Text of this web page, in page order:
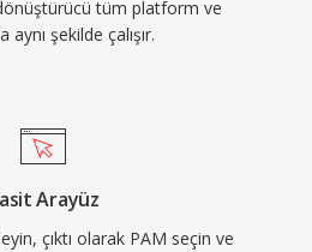
tüm platform ve
aynı şekilde çalışır.
Arayüz
çıktı olarak PAM seçin ve